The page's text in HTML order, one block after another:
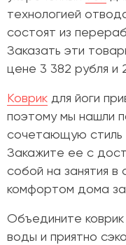
технологией
состоят из
Заказать эти
цене 3 382 рубля и
Коврик для йоги
поэтому мы нашли
сочетающую стиль
Закажите ее с
собой на занятия в
комфортом дома за
Объедините коврик
воды и приятно